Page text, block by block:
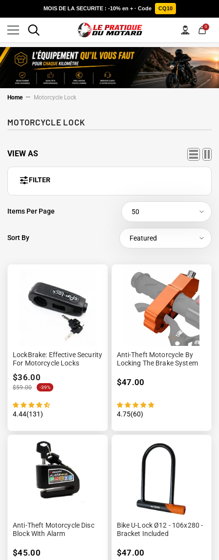
SKIP TO CONTENT
MOIS DE LA SECURITE : -10% en + · Code CQ10
00
items
Home Motorcycle Lock
MOTORCYCLE LOCK
FILTER
Items Per Page 50
Sort By Featured
VIEW AS
LockBrake: Effective Security
For Motorcycle Locks
$36.00
$59.00 -39%
4.44(131)
Anti-Theft Motorcycle By
Locking The Brake System
$47.00
4.75(60)
Anti-Theft Motorcycle Disc
Block With Alarm
$45.00
Bike U-Lock Ø12 - 106x280 -
Bracket Included
$47.00